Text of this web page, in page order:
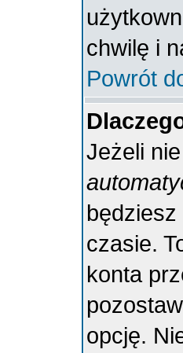
chwilę i
Powrót
Jeżeli
czasie.
konta
opcję.